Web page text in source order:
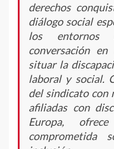
derechos
diálogo social
los entornos
conversación
situar la
laboral y social.
del sindicato con
afiliadas con
Europa,
comprometida